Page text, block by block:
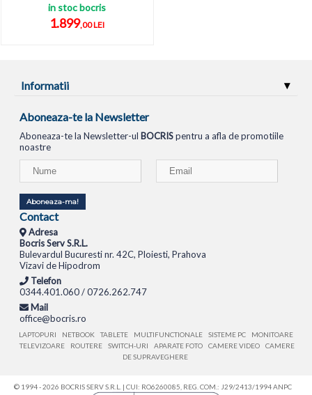
in stoc bocris
1.899,00 LEI
Informatii
Aboneaza-te la Newsletter
Aboneaza-te la Newsletter-ul BOCRISpentru a afla de promotiile
noastre
Aboneaza-ma!
Contact
Adresa
Bocris Serv S.R.L.
Bulevardul Bucuresti nr. 42C, Ploiesti, Prahova
Vizavi de Hipodrom
Telefon
0344.401.060 / 0726.262.747
Mail
office@bocris.ro
LAPTOPURI NETBOOK TABLETE MULTIFUNCTIONALE SISTEME PC
MONITOARE
TELEVIZOARE
ROUTERE SWITCH-URI APARATE FOTO CAMERE VIDEO
CAMERE
DE SUPRAVEGHERE
© 1994 - 2026 BOCRIS SERV S.R.L. | CUI: RO6260085, REG. COM.: J29/2413/1994ANPC